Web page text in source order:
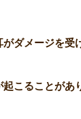
ダメージを受
こることがあ